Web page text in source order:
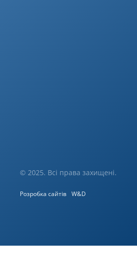
© 2025. Всі права захищені.
Розробка сайтів W&D